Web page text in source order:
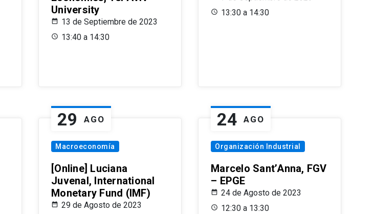
University
13 de Septiembre de 2023
13:40 a 14:30
13:30 a 14:30
29 AGO
Macroeconomía
[Online] Luciana
Juvenal, International
Monetary Fund (IMF)
29 de Agosto de 2023
24 AGO
Organización Industrial
Marcelo Sant’Anna, FGV
– EPGE
24 de Agosto de 2023
12:30 a 13:30